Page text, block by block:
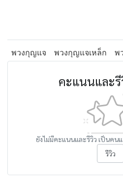
พวงกุญแจ พวงกุญแจเหล็ก พ
คะแนนและ
ยังไม่มีคะแนนและรีวิว เป็นคน
รีวิว